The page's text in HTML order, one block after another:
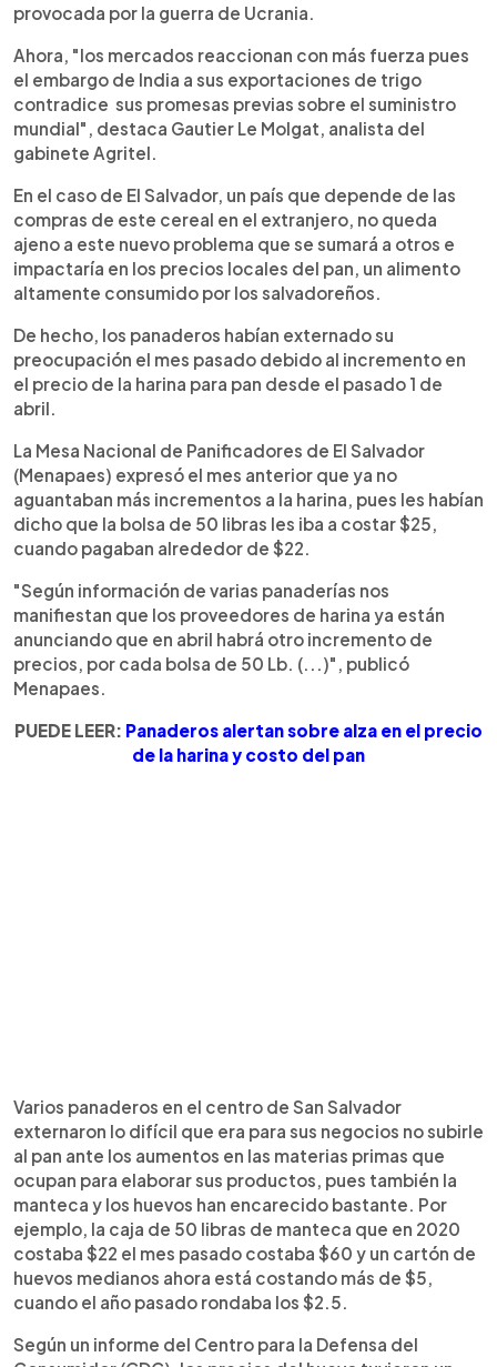
provocada por la guerra de Ucrania.
Ahora, "los mercados reaccionan con más fuerza pues
el embargo de India a sus exportaciones de trigo
contradice sus promesas previas sobre el suministro
mundial", destaca Gautier Le Molgat, analista del
gabinete Agritel.
En el caso de El Salvador, un país que depende de las
compras de este cereal en el extranjero, no queda
ajeno a este nuevo problema que se sumará a otros e
impactaría en los precios locales del pan, un alimento
altamente consumido por los salvadoreños.
De hecho, los panaderos habían externado su
preocupación el mes pasado debido al incremento en
el precio de la harina para pan desde el pasado 1 de
abril.
La Mesa Nacional de Panificadores de El Salvador
(Menapaes) expresó el mes anterior que ya no
aguantaban más incrementos a la harina, pues les habían
dicho que la bolsa de 50 libras les iba a costar $25,
cuando pagaban alrededor de $22.
"Según información de varias panaderías nos
manifiestan que los proveedores de harina ya están
anunciando que en abril habrá otro incremento de
precios, por cada bolsa de 50 Lb. (...)", publicó
Menapaes.
PUEDE LEER: Panaderos alertan sobre alza en el precio
de la harina y costo del pan
Varios panaderos en el centro de San Salvador
externaron lo difícil que era para sus negocios no subirle
al pan ante los aumentos en las materias primas que
ocupan para elaborar sus productos, pues también la
manteca y los huevos han encarecido bastante. Por
ejemplo, la caja de 50 libras de manteca que en 2020
costaba $22 el mes pasado costaba $60 y un cartón de
huevos medianos ahora está costando más de $5,
cuando el año pasado rondaba los $2.5.
Según un informe del Centro para la Defensa del